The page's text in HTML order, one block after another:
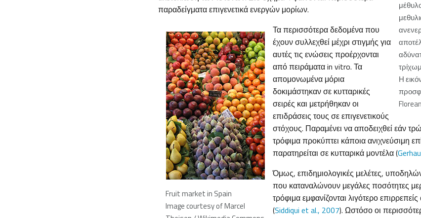
Η
Florean
παραδείγματα επιγενετικά ενεργών μορίων.
Fruit market in Spain
Image courtesy of Marcel
Τα περισσότερα δεδομένα που
έχουν συλλεχθεί μέχρι στιγμής για
αυτές τις ενώσεις προέρχονται
από πειράματα in vitro. Τα
απομονωμένα μόρια
δοκιμάστηκαν σε κυτταρικές
σειρές και μετρήθηκαν οι
επιδράσεις τους σε επιγενετικούς
στόχους. Παραμένει να αποδειχθεί εάν
τρόφιμα προκύπτει κάποια ανιχνεύσιμη
παρατηρείται σε κυτταρικά μοντέλα (
Όμως, επιδημιολογικές μελέτες,
που καταναλώνουν μεγάλες ποσότητες
τρόφιμα εμφανίζονται λιγότερο
(Siddiqui et al., 2007). Ωστόσο οι